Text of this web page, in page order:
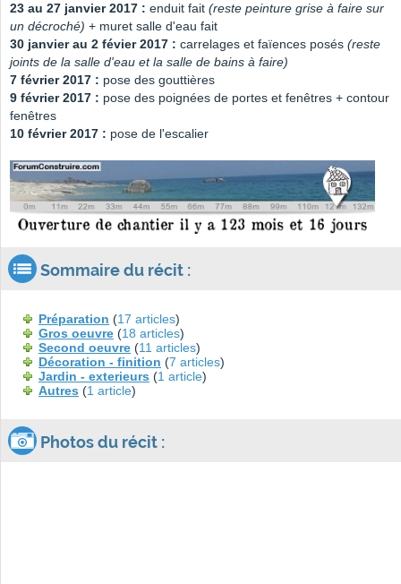
23 au 27 janvier 2017 : enduit fait (reste peinture grise à faire sur
un décroché) + muret salle d'eau fait
30 janvier au 2 févier 2017 : carrelages et faïences posés (reste
joints de la salle d'eau et la salle de bains à faire)
7 février 2017 : pose des gouttières
9 février 2017 : pose des poignées de portes et fenêtres + contour
fenêtres
10 février 2017 : pose de l'escalier
Sommaire du récit :
Préparation (17 articles)
Gros oeuvre (18 articles)
Second oeuvre (11 articles)
Décoration - finition (7 articles)
Jardin - exterieurs (1 article)
Autres (1 article)
Photos du récit :